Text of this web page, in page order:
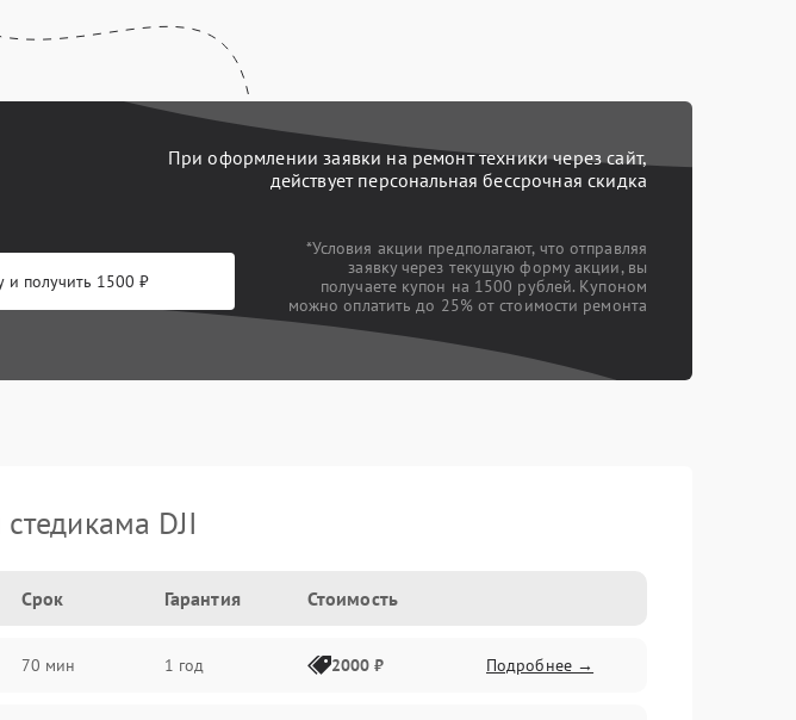
При оформлении заявки на ремонт техники через сайт,
действует персональная бессрочная скидка
и получить 1500 ₽
*Условия акции предполагают, что отправляя
заявку через текущую форму акции, вы
получаете купон на 1500 рублей. Купоном
можно оплатить до 25% от стоимости ремонта
DJI
Срок Гарантия Стоимость
70 мин 1 год 2000 ₽ Подробнее →